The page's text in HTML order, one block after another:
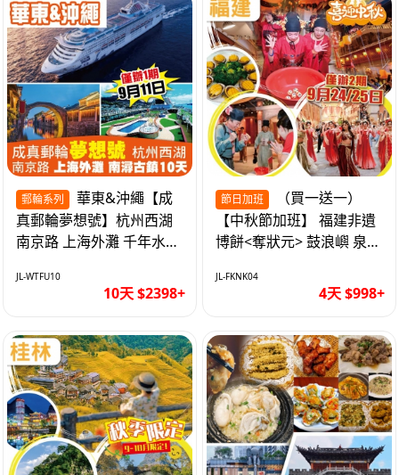
郵輪系列
真郵輪夢想號】杭州西湖
南京路 上海外灘 千年水鄉
自費10天
JL-WTFU10
10天 $2398+
節日加班
【中秋節加班】 福建非遺
博餅<奪狀元> 鼓浪嶼 泉州
車超值4天
JL-FKNK04
4天 $998+